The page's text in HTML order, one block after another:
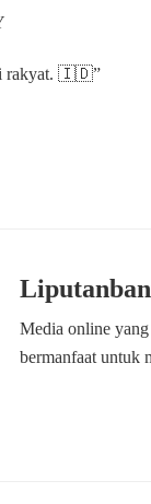
rakyat. 🇮🇩”
Media online
bermanfaat untuk